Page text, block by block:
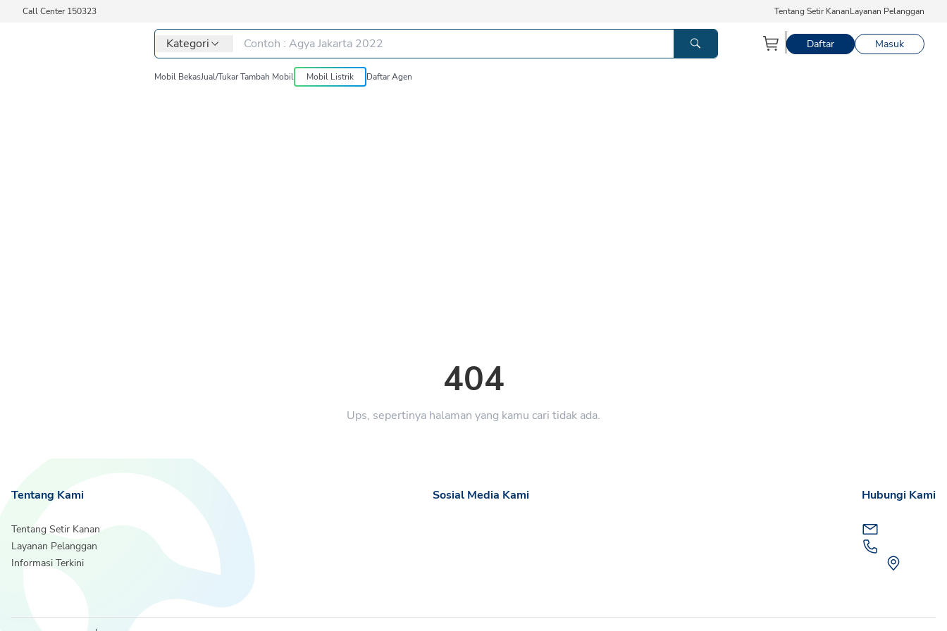
Call Center 150323 Tentang Setir KananLayanan Pelanggan
Kategori Daftar Masuk
Mobil BekasJual/Tukar Tambah Mobil Mobil Listrik Daftar Agen
404
Ups, sepertinya halaman yang kamu cari tidak ada.
Tentang Kami
Tentang Setir Kanan
Layanan Pelanggan
Informasi Terkini
Sosial Media Kami Hubungi Kami